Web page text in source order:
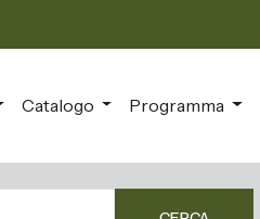
Catalogo Programma